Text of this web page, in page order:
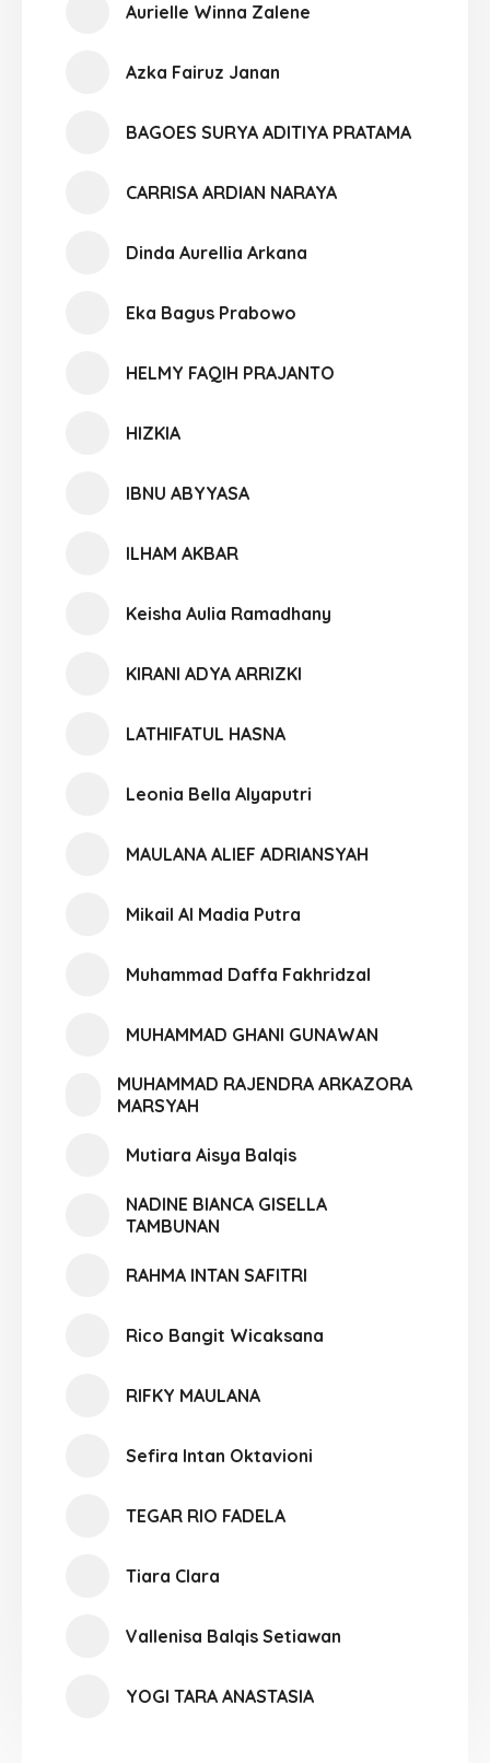
Aurielle Winna Zalene
Azka Fairuz Janan
BAGOES SURYA ADITIYA PRATAMA
CARRISA ARDIAN NARAYA
Dinda Aurellia Arkana
Eka Bagus Prabowo
HELMY FAQIH PRAJANTO
HIZKIA
IBNU ABYYASA
ILHAM AKBAR
Keisha Aulia Ramadhany
KIRANI ADYA ARRIZKI
LATHIFATUL HASNA
Leonia Bella Alyaputri
MAULANA ALIEF ADRIANSYAH
Mikail Al Madia Putra
Muhammad Daffa Fakhridzal
MUHAMMAD GHANI GUNAWAN
MUHAMMAD RAJENDRA ARKAZORA
MARSYAH
Mutiara Aisya Balqis
NADINE BIANCA GISELLA
TAMBUNAN
RAHMA INTAN SAFITRI
Rico Bangit Wicaksana
RIFKY MAULANA
Sefira Intan Oktavioni
TEGAR RIO FADELA
Tiara Clara
Vallenisa Balqis Setiawan
YOGI TARA ANASTASIA